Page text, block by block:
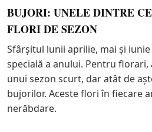
BUJORI: UNELE DINTRE
FLORI DE SEZON
Sfârșitul lunii aprilie, mai și
specială a anului. Pentru florari,
unui sezon scurt, dar atât de
bujorilor. Aceste flori în fiecare
nerăbdare.